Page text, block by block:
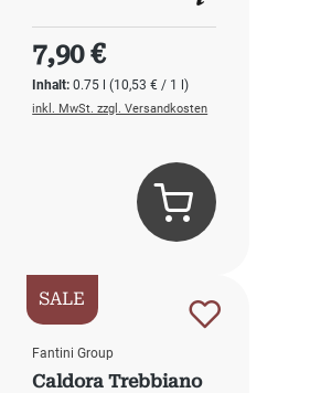
Inhalt:0.75 l(10,53 € / 1 l)
Regulärer Preis:
7,90 €
inkl. MwSt. zzgl. Versandkosten
SALE
Fantini Group
Caldora Trebbiano